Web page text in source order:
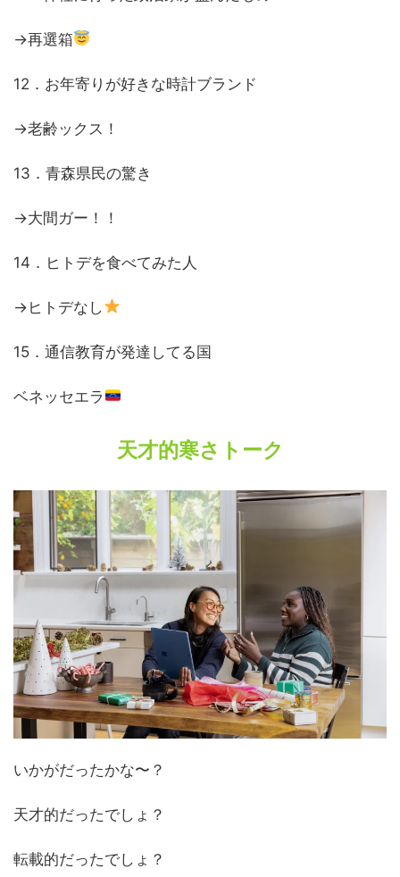
→再選箱
12．お年寄りが好きな時計ブランド
→老齢ックス！
13．青森県民の驚き
→大間ガー！！
14．ヒトデを食べてみた人
→ヒトデなし
15．通信教育が発達してる国
ベネッセエラ
天才的寒さトーク
いかがだったかな〜？
天才的だったでしょ？
転載的だったでしょ？